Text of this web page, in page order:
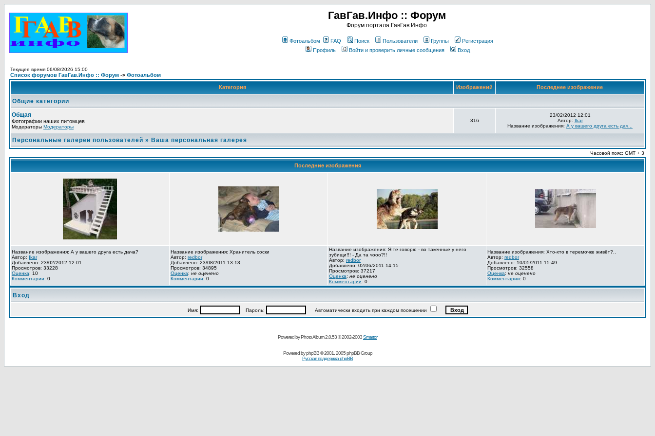
ГавГав.Инфо :: Форум
Форум портала ГавГав.Инфо
Фотоальбом FAQ Поиск Пользователи Группы
Регистрация
Профиль
Войти и проверить личные сообщения Вход
Текущее время 06/08/2026 15:00
Список форумов ГавГав.Инфо :: Форум -> Фотоальбом
Категория Изображений Последнее изображение
Общие категории
Общая
Фотографии наших питомцев
Модераторы Модераторы
316
23/02/2012 12:01
Автор: Ikar
Название изображения: А у вашего друга есть дач...
Персональные галереи пользователей » Ваша персональная галерея
Часовой пояс: GMT + 3
Последние изображения
Название изображения: А у вашего друга есть дача?
Автор: Ikar
Добавлено: 23/02/2012 12:01
Просмотров: 33228
Оценка: 10
Комментарии: 0
Название изображения: Хранитель соски
Автор: redbor
Добавлено: 23/08/2011 13:13
Просмотров: 34895
Оценка: не оценено
Комментарии: 0
Название изображения: Я те говорю - во такенные у него
зубищи!!! - Да та чооо?!!
Автор: redbor
Добавлено: 02/06/2011 14:15
Просмотров: 37217
Оценка: не оценено
Комментарии: 0
Название изображения: Хто-хто в теремочке живёт?..
Автор: redbor
Добавлено: 10/05/2011 15:49
Просмотров: 32558
Оценка: не оценено
Комментарии: 0
Вход
Имя: Пароль: Автоматически входить при каждом посещении
Powered by Photo Album 2.0.53 © 2002-2003Smartor
Powered byphpBB© 2001, 2005 phpBB Group
Русская поддержка phpBB